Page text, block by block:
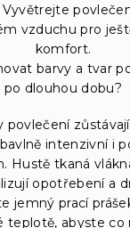
Vyvětrejte
vzduchu pro
komfort.
barvy a tvar
po dlouhou dobu?
povlečení
intenzivní i
Hustě tkaná
opotřebení a
jemný prací
teplotě, abyste co